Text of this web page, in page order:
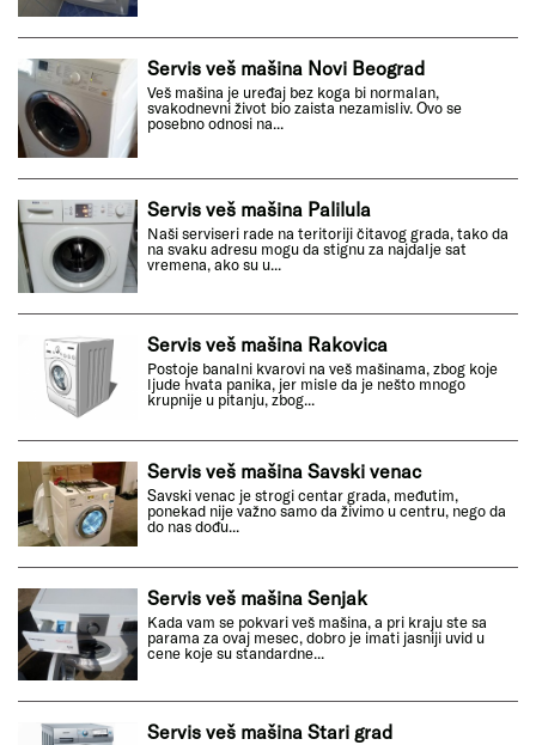
Servis veš mašina Novi Beograd
Veš mašina je uređaj bez koga bi normalan,
svakodnevni život bio zaista nezamisliv. Ovo se
posebno odnosi na...
Servis veš mašina Palilula
Naši serviseri rade na teritoriji čitavog grada, tako da
na svaku adresu mogu da stignu za najdalje sat
vremena, ako su u...
Servis veš mašina Rakovica
Postoje banalni kvarovi na veš mašinama, zbog koje
ljude hvata panika, jer misle da je nešto mnogo
krupnije u pitanju, zbog...
Servis veš mašina Savski venac
Savski venac je strogi centar grada, međutim,
ponekad nije važno samo da živimo u centru, nego da
do nas dođu...
Servis veš mašina Senjak
Kada vam se pokvari veš mašina, a pri kraju ste sa
parama za ovaj mesec, dobro je imati jasniji uvid u
cene koje su standardne...
Servis veš mašina Stari grad